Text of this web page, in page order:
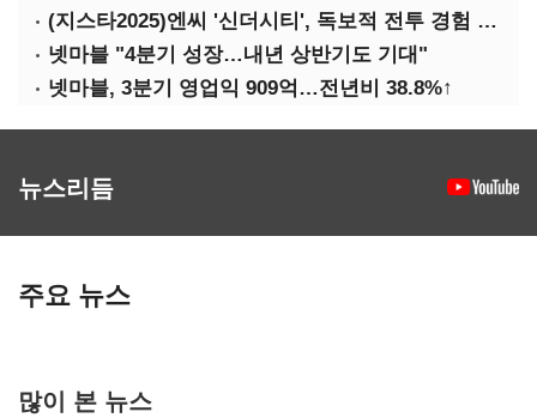
(지스타2025)엔씨 '신더시티', 독보적 전투 경험 필요
넷마블 "4분기 성장…내년 상반기도 기대"
넷마블, 3분기 영업익 909억…전년비 38.8%↑
뉴스리듬
주요 뉴스
많이 본 뉴스